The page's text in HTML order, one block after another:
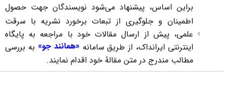
براین اساس،‌ پیشنهاد می‌شود نویسندگان جهت حصول
اطمینان و جلوگیری از تبعات برخورد نشریه با سرقت
علمی، پیش از ارسال مقالات خود با مراجعه به پایگاه
اینترنتی ایرانداک، از طریق سامانه«همانند جو»به بررسی
مطالب مندرج در متن مقالۀ خود اقدام نمایند.